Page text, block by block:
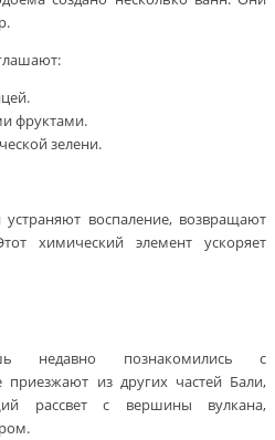
фруктами.
зелени.
воспаление, возвращают
химический элемент ускоряет
недавно познакомились с
приезжают из других частей Бали,
рассвет с вершины вулкана,